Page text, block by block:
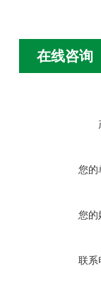
在线咨询
您的
您的
联系